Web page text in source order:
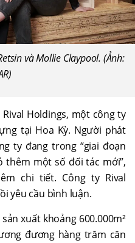
và Mollie Claypool. (Ảnh:
Rival Holdings, một công ty
tại Hoa Kỳ. Người phát
ty đang trong “giai đoạn
thêm một số đối tác mới”,
chi tiết. Công ty Rival
yêu cầu bình luận.
xuất khoảng 600.000m²
đương hàng trăm căn